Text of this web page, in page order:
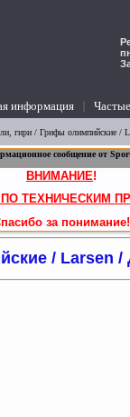
информация
гири / Грифы олимпийские /
сообщение от
ВНИМАНИЕ!
ТЕХНИЧЕСКИМ
за понимание!
/ Larsen /